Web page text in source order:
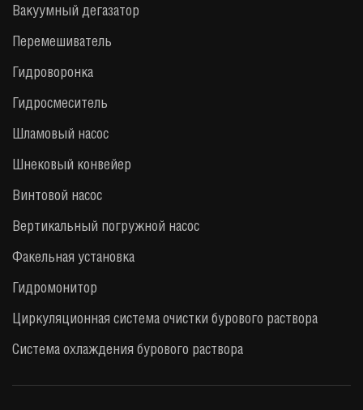
Вакуумный дегазатор
Перемешиватель
Гидроворонка
Гидросмеситель
Шламовый насос
Шнековый конвейер
Винтовой насос
Вертикальный погружной насос
Факельная установка
Гидромонитор
Циркуляционная система очистки бурового раствора
Система охлаждения бурового раствора